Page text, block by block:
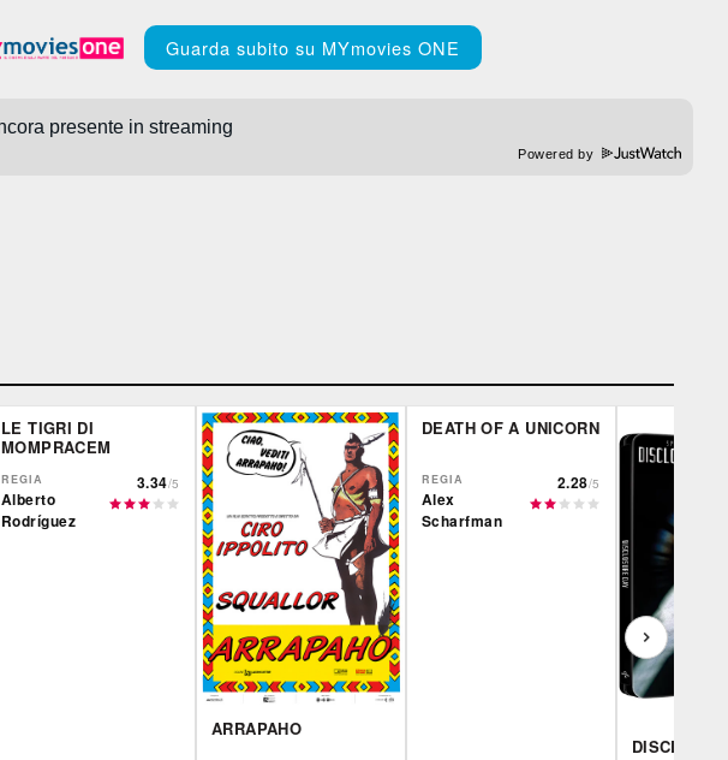
Guarda subito su MYmovies ONE
Powered by
LE TIGRI DI
MOMPRACEM
REGIA
Alberto
Rodríguez
3.34/5
ARRAPAHO
DEATH OF A UNICORN
REGIA
Alex
Scharfman
2.28/5